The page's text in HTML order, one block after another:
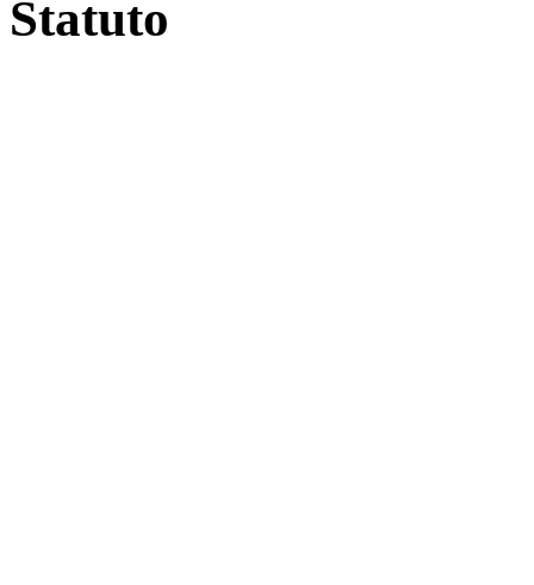
Statuto